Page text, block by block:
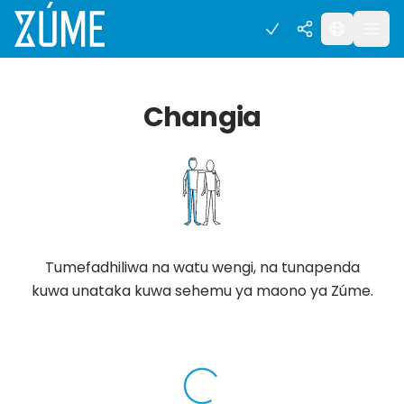
Changia
Tumefadhiliwa na watu wengi, na tunapenda
kuwa unataka kuwa sehemu ya maono ya Zúme.